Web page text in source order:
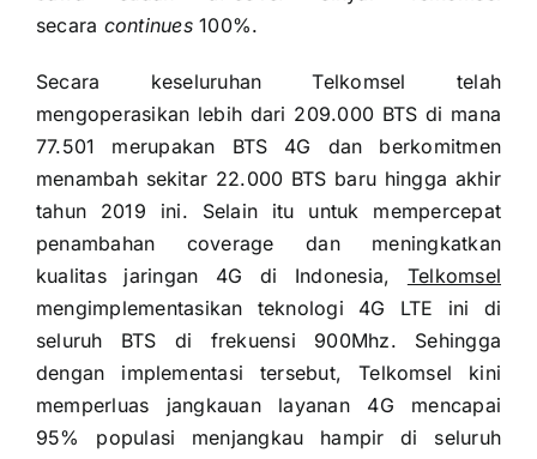
secara continues100%.
Secara keseluruhan Telkomsel telah
mengoperasikan lebih dari 209.000 BTS di mana
77.501 merupakan BTS 4G dan berkomitmen
menambah sekitar 22.000 BTS baru hingga akhir
tahun 2019 ini. Selain itu untuk mempercepat
penambahan coverage dan meningkatkan
kualitas jaringan 4G di Indonesia, Telkomsel
mengimplementasikan teknologi 4G LTE ini di
seluruh BTS di frekuensi 900Mhz. Sehingga
dengan implementasi tersebut, Telkomsel kini
memperluas jangkauan layanan 4G mencapai
95% populasi menjangkau hampir di seluruh